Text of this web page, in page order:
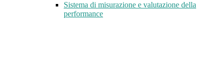
Sistema di misurazione e valutazione della
performance